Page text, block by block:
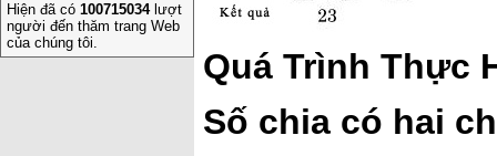
Hiện đã có 100715034 lượt
người đến thăm trang Web
của chúng tôi.
Quá Trình Thực
Số chia có hai